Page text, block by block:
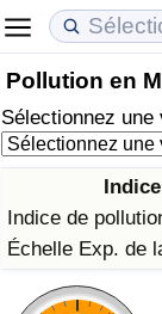
Pollution en
Sélectionnez une
Indice
Indice de
Échelle Exp. de
Coût de la vie
Indice du Coût
Indice du Coût
Indice du coût
Prix de
Indice des Prix
Indice des
Indice des Prix
Qualité de Vie
Indice de
Indice de
Indice de